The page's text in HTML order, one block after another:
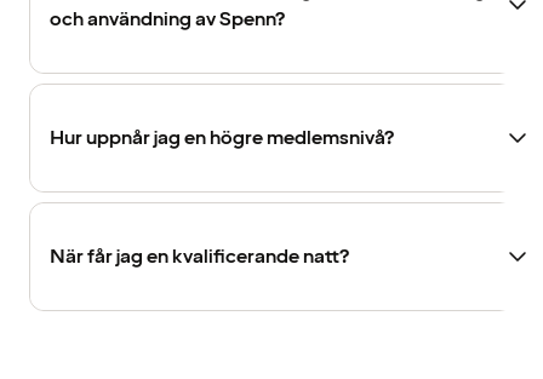
och användning av Spenn?
Hur uppnår jag en högre medlemsnivå?
När får jag en kvalificerande natt?